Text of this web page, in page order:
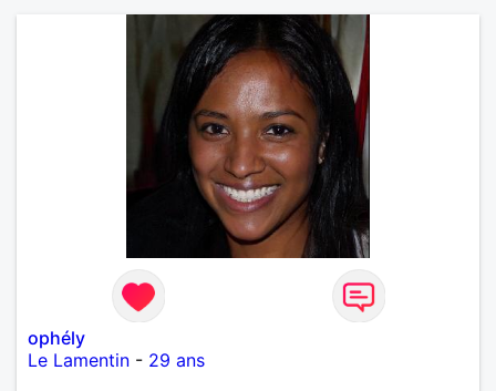
ophély
Le Lamentin - 29 ans